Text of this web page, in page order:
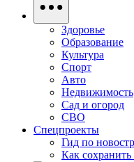
Здоровье
Образование
Культура
Спорт
Авто
Недвижимость
Сад и огород
СВО
Спецпроекты
Гид по
Как сохранить